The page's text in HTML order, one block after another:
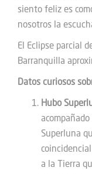
siento feliz es
nosotros la
El Eclipse parcial
Barranquilla
Datos curiosos
Hubo
Superluna
a la Tierra